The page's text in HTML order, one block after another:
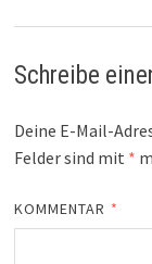
Schreibe
Deine E-Mail-
Felder sind mit *
KOMMENTAR *